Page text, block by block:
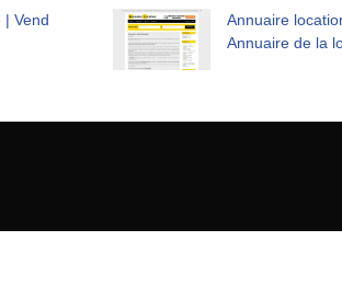
| Vend
Annuaire
Annuaire de la